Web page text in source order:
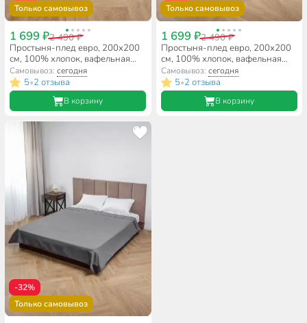
Только самовывоз
1 699 ₽2 490 ₽
Простыня-плед евро, 200х200
см, 100% хлопок, вафельная
ткань, 210 г/м2, Волшебная
ночь, Мокко
Самовывоз:сегодня
5•2 отзыва
В корзину
Только самовывоз
1 699 ₽2 490 ₽
Простыня-плед евро, 200х200
см, 100% хлопок, вафельная
ткань, 210 г/м2, Волшебная
ночь, Маренго
Самовывоз: сегодня
5•2 отзыва
В корзину
-32%
Только самовывоз